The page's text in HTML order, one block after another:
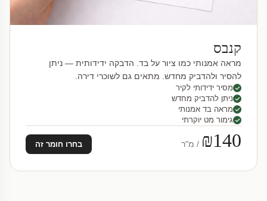
קנבס
מראה אמנותי כמו ציור על בד. הדבקה ידידותית — ניתן
להסיר ולהדביק מחדש. מתאים גם לשוכרי דירה.
מסיר ידידותי לקיר
ניתן להדביק מחדש
מראה בד אמנותי
גימור מט יוקרתי
₪140 / מ"ר בחרו חומר זה